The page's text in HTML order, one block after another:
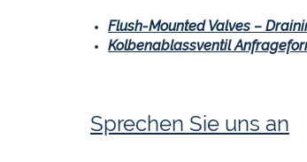
Flush-Mounted Valves –
Kolbenablassventil
Sprechen Sie uns an